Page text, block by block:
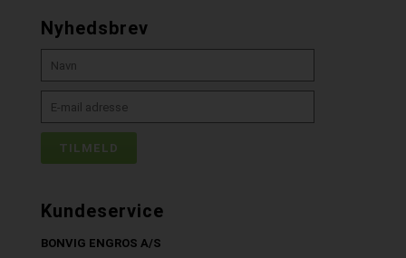
Nyhedsbrev
Kundeservice
BONVIG ENGROS A/S